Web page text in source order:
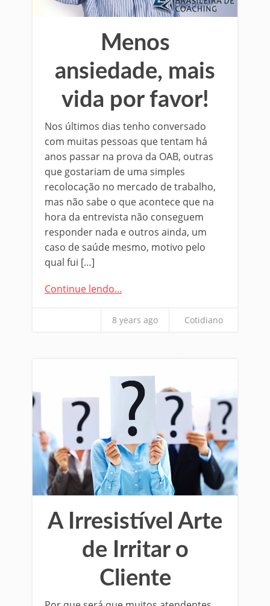
Menos
ansiedade, mais
vida por favor!
Nos últimos dias tenho conversado
com muitas pessoas que tentam há
anos passar na prova da OAB, outras
que gostariam de uma simples
recolocação no mercado de trabalho,
mas não sabe o que acontece que na
hora da entrevista não conseguem
responder nada e outros ainda, um
caso de saúde mesmo, motivo pelo
qual fui […]
Continue lendo...
8 years ago Cotidiano
A Irresistível Arte
de Irritar o
Cliente